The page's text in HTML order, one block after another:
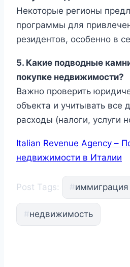
Некоторые регионы
программы для
резидентов, особенно в
5. Какие подводные
покупке недвижимости?
Важно проверить
объекта и учитывать все
расходы (налоги, услуги
Italian Revenue Agency –
недвижимости в Италии
Post Tags: #иммиграция
#недвижимость